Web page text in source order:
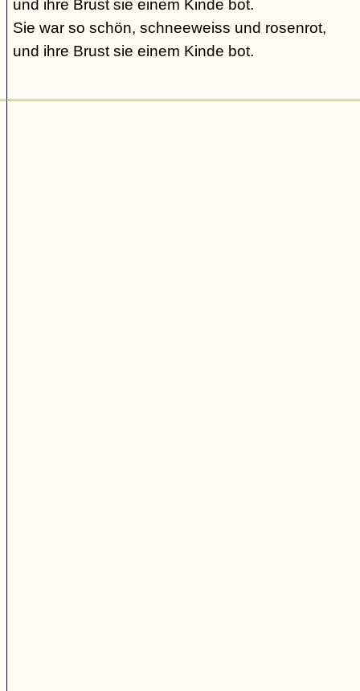
und ihre Brust sie einem Kinde bot.
Sie war so schön, schneeweiss und rosenrot,
und ihre Brust sie einem Kinde bot.